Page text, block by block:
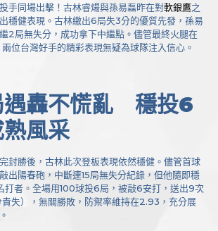
手同場出擊！古林睿煬與孫易磊昨在對軟銀鷹之
穩健表現。古林繳出6局失3分的優質先發，孫易
2局無失分，成功拿下中繼點。儘管最終火腿在
位台灣好手的精彩表現無疑為球隊注入信心。
遇轟不慌亂 穩投6
風采
封勝後，古林此次登板表現依然穩健。儘管首球
出陽春砲，中斷連15局無失分紀錄，但他隨即穩
打者。全場用100球投6局，被敲6安打，送出9次
失），無關勝敗，防禦率維持在2.93，充分展